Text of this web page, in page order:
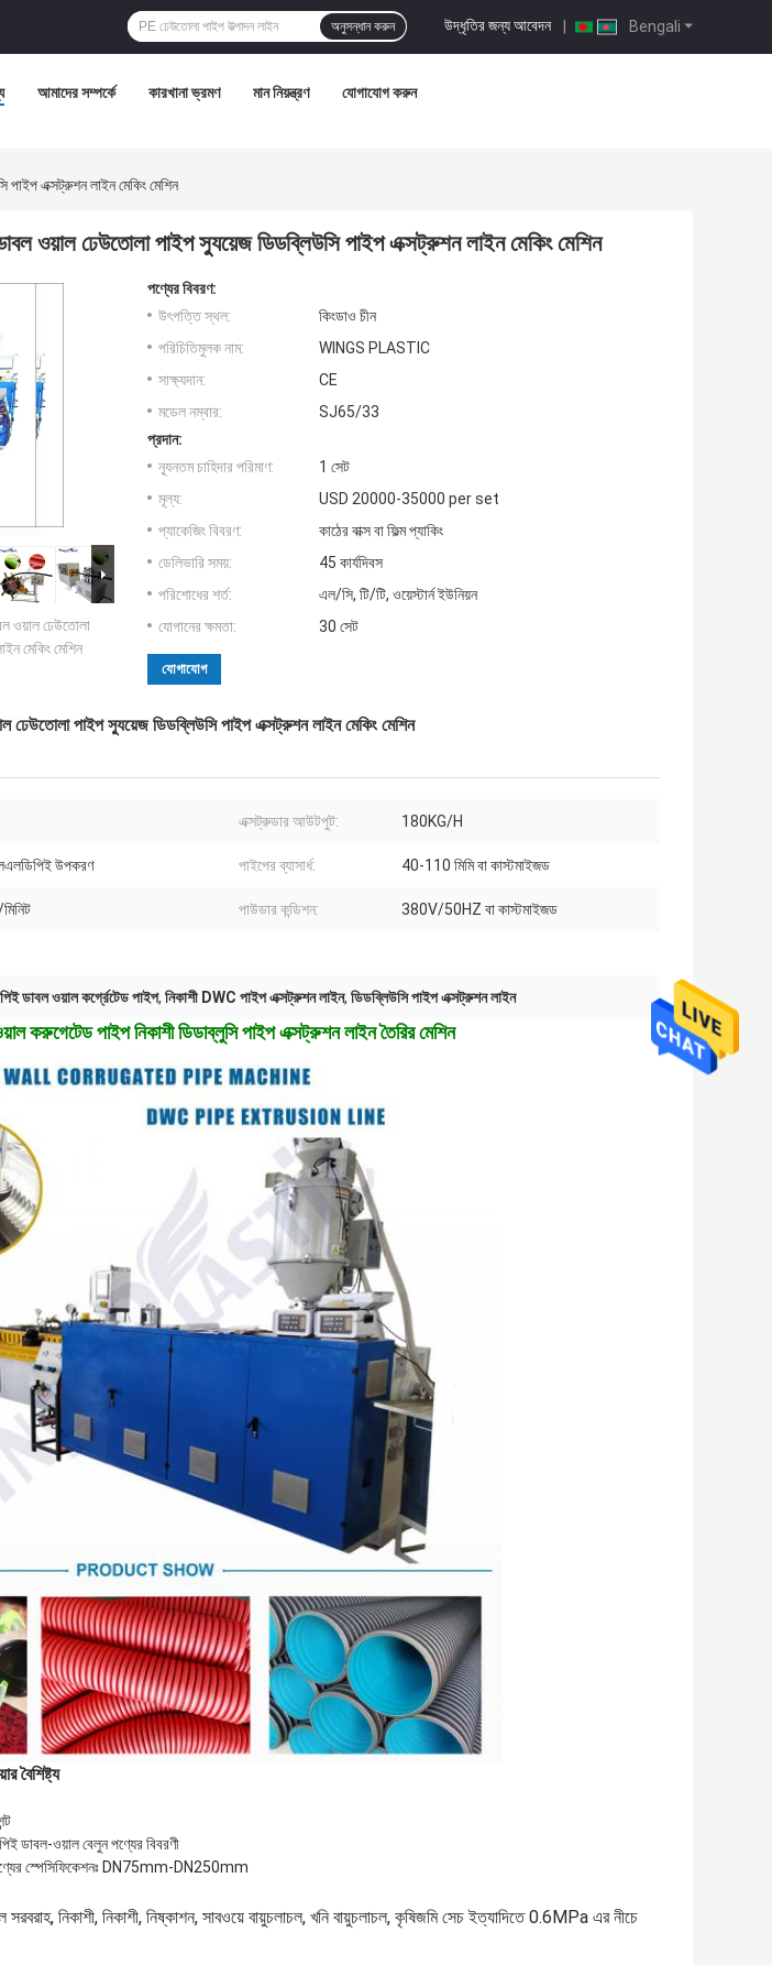
Bengali
উদ্ধৃতির জন্য আবেদন |
অনুসন্ধান করুন
আমাদের সম্পর্কে কারখানা ভ্রমণ মান নিয়ন্ত্রণ যোগাযোগ করুন
এক্সট্রুশন লাইন মেকিং মেশিন
ওয়াল ঢেউতোলা পাইপ স্যুয়েজ ডিডব্লিউসি পাইপ এক্সট্রুশন লাইন মেকিং মেশিন
ওয়াল ঢেউতোলা
মেকিং মেশিন
পণ্যের বিবরণ:
উৎপত্তি স্থল:
কিংডাও চীন
পরিচিতিমুলক নাম:
WINGS PLASTIC
সাক্ষ্যদান:
CE
মডেল নম্বার:
SJ65/33
প্রদান:
ন্যূনতম চাহিদার পরিমাণ:
1 সেট
মূল্য:
USD 20000-35000 per set
প্যাকেজিং বিবরণ:
কাঠের বাক্স বা ফিল্ম প্যাকিং
ডেলিভারি সময়:
45 কার্যদিবস
পরিশোধের শর্ত:
এল/সি, টি/টি, ওয়েস্টার্ন ইউনিয়ন
যোগানের ক্ষমতা:
30 সেট
যোগাযোগ
ঢেউতোলা পাইপ স্যুয়েজ ডিডব্লিউসি পাইপ এক্সট্রুশন লাইন মেকিং মেশিন
এক্সট্রুডার আউটপুট: 180KG/H
উপকরণ পাইপের ব্যাসার্ধ: 40-110 মিমি বা কাস্টমাইজড
পাউডার কন্ডিশন: 380V/50HZ বা কাস্টমাইজড
ডাবল ওয়াল কর্গ্রেটেড পাইপ, নিকাশী DWC পাইপ এক্সট্রুশন লাইন, ডিডব্লিউসি পাইপ এক্সট্রুশন লাইন
করুগেটেড পাইপ নিকাশী ডিডাব্লুসি পাইপ এক্সট্রুশন লাইন তৈরির মেশিন
বৈশিষ্ট্য
ডাবল-ওয়াল বেলুন পণ্যের বিবরণী
স্পেসিফিকেশনঃ DN75mm-DN250mm
নিকাশী, নিকাশী, নিষ্কাশন, সাবওয়ে বায়ুচলাচল, খনি বায়ুচলাচল, কৃষিজমি সেচ ইত্যাদিতে 0.6MPa এর নীচে